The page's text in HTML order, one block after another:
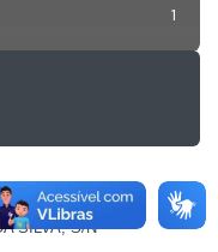
1
SILVA, S/Nº